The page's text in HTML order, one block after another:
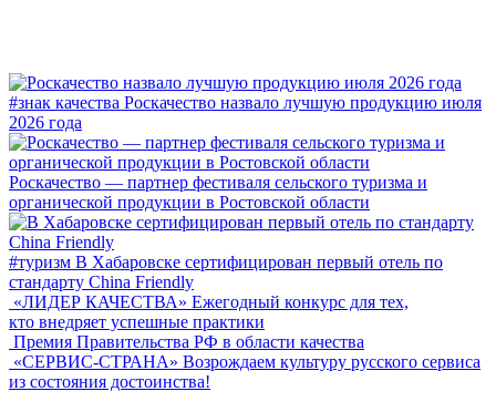
#знак качества Роскачество назвало лучшую продукцию июля
2026 года
Роскачество — партнер фестиваля сельского туризма и
органической продукции в Ростовской области
#туризм В Хабаровске сертифицирован первый отель по
стандарту China Friendly
«ЛИДЕР КАЧЕСТВА» Ежегодный конкурс для тех,
кто внедряет успешные практики
Премия Правительства РФ в области качества
«СЕРВИС-СТРАНА» Возрождаем культуру русского сервиса
из состояния достоинства!